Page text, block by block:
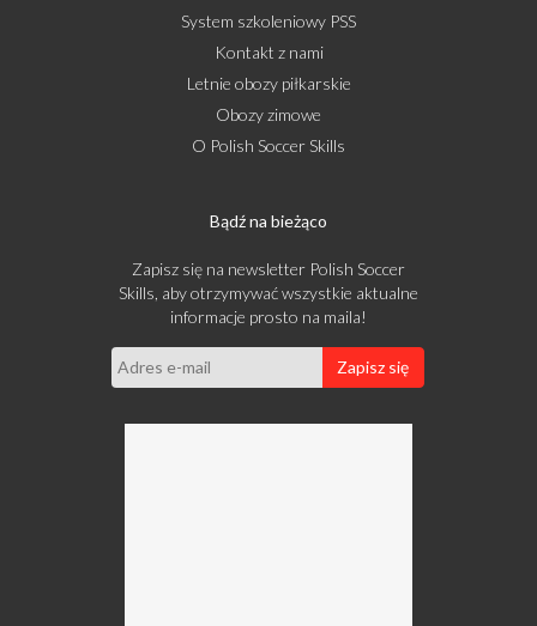
System szkoleniowy PSS
Kontakt z nami
Letnie obozy piłkarskie
Obozy zimowe
O Polish Soccer Skills
Bądź na bieżąco
Zapisz się na newsletter Polish Soccer
Skills, aby otrzymywać wszystkie aktualne
informacje prosto na maila!
Zapisz się